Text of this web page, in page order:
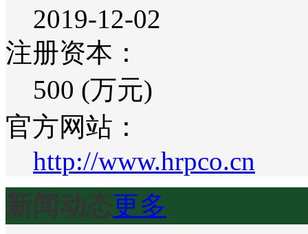
2019-12-02
注册资本：
500 (万元)
官方网站：
http://www.hrpco.cn
新闻动态更多